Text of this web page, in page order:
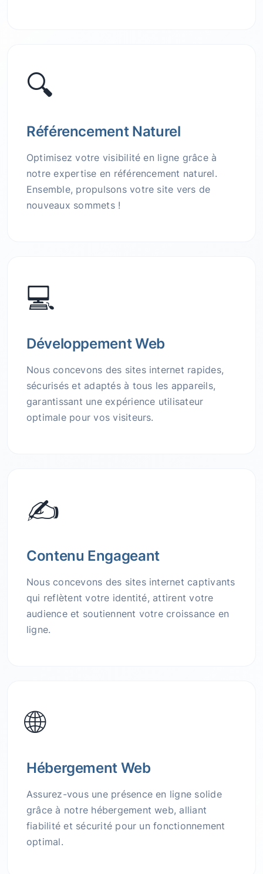
🔍
Référencement Naturel
Optimisez votre visibilité en ligne grâce à
notre expertise en référencement naturel.
Ensemble, propulsons votre site vers de
nouveaux sommets !
💻
Développement Web
Nous concevons des sites internet rapides,
sécurisés et adaptés à tous les appareils,
garantissant une expérience utilisateur
optimale pour vos visiteurs.
✍️
Contenu Engageant
Nous concevons des sites internet captivants
qui reflètent votre identité, attirent votre
audience et soutiennent votre croissance en
ligne.
🌐
Hébergement Web
Assurez-vous une présence en ligne solide
grâce à notre hébergement web, alliant
fiabilité et sécurité pour un fonctionnement
optimal.